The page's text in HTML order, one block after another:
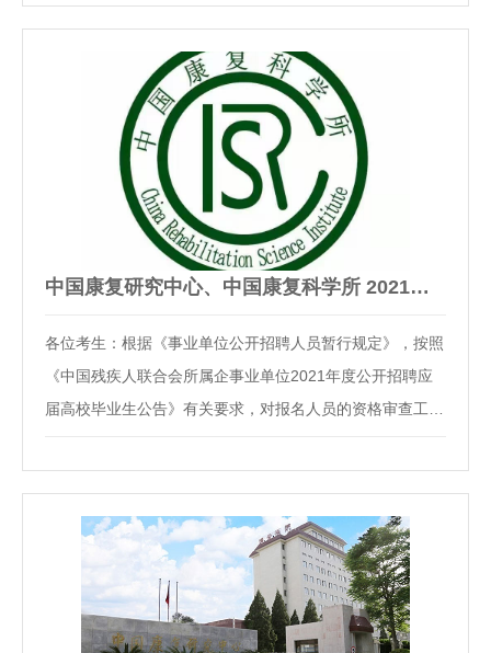
聘应届高校毕业生资格审查及笔试有关事项的公告》。二、
中国康复研究中心、中国康复科学所 2021年度公开招聘应届高…
各位考生：根据《事业单位公开招聘人员暂行规定》，按照
《中国残疾人联合会所属企事业单位2021年度公开招聘应
届高校毕业生公告》有关要求，对报名人员的资格审查工作
https://www.cdpf.org.cn/zwgk/ggtz1/